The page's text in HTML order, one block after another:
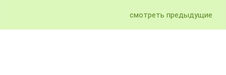
смотреть предыдущие